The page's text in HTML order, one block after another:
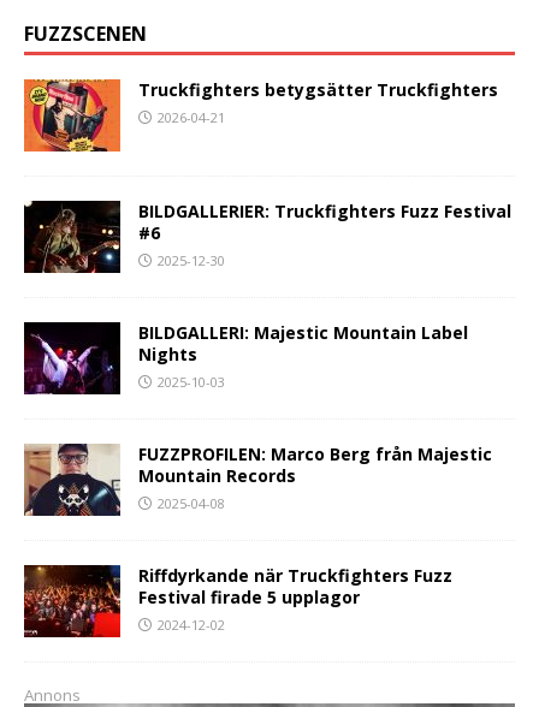
FUZZSCENEN
Truckfighters betygsätter Truckfighters
2026-04-21
BILDGALLERIER: Truckfighters Fuzz Festival
#6
2025-12-30
BILDGALLERI: Majestic Mountain Label
Nights
2025-10-03
FUZZPROFILEN: Marco Berg från Majestic
Mountain Records
2025-04-08
Riffdyrkande när Truckfighters Fuzz
Festival firade 5 upplagor
2024-12-02
Annons